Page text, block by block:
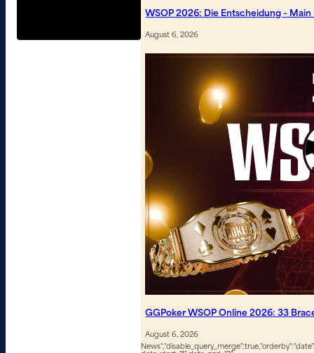
WSOP 2026: Die Entscheidung –
August 6, 2026
GGPoker WSOP Online 2026: 33
August 6, 2026